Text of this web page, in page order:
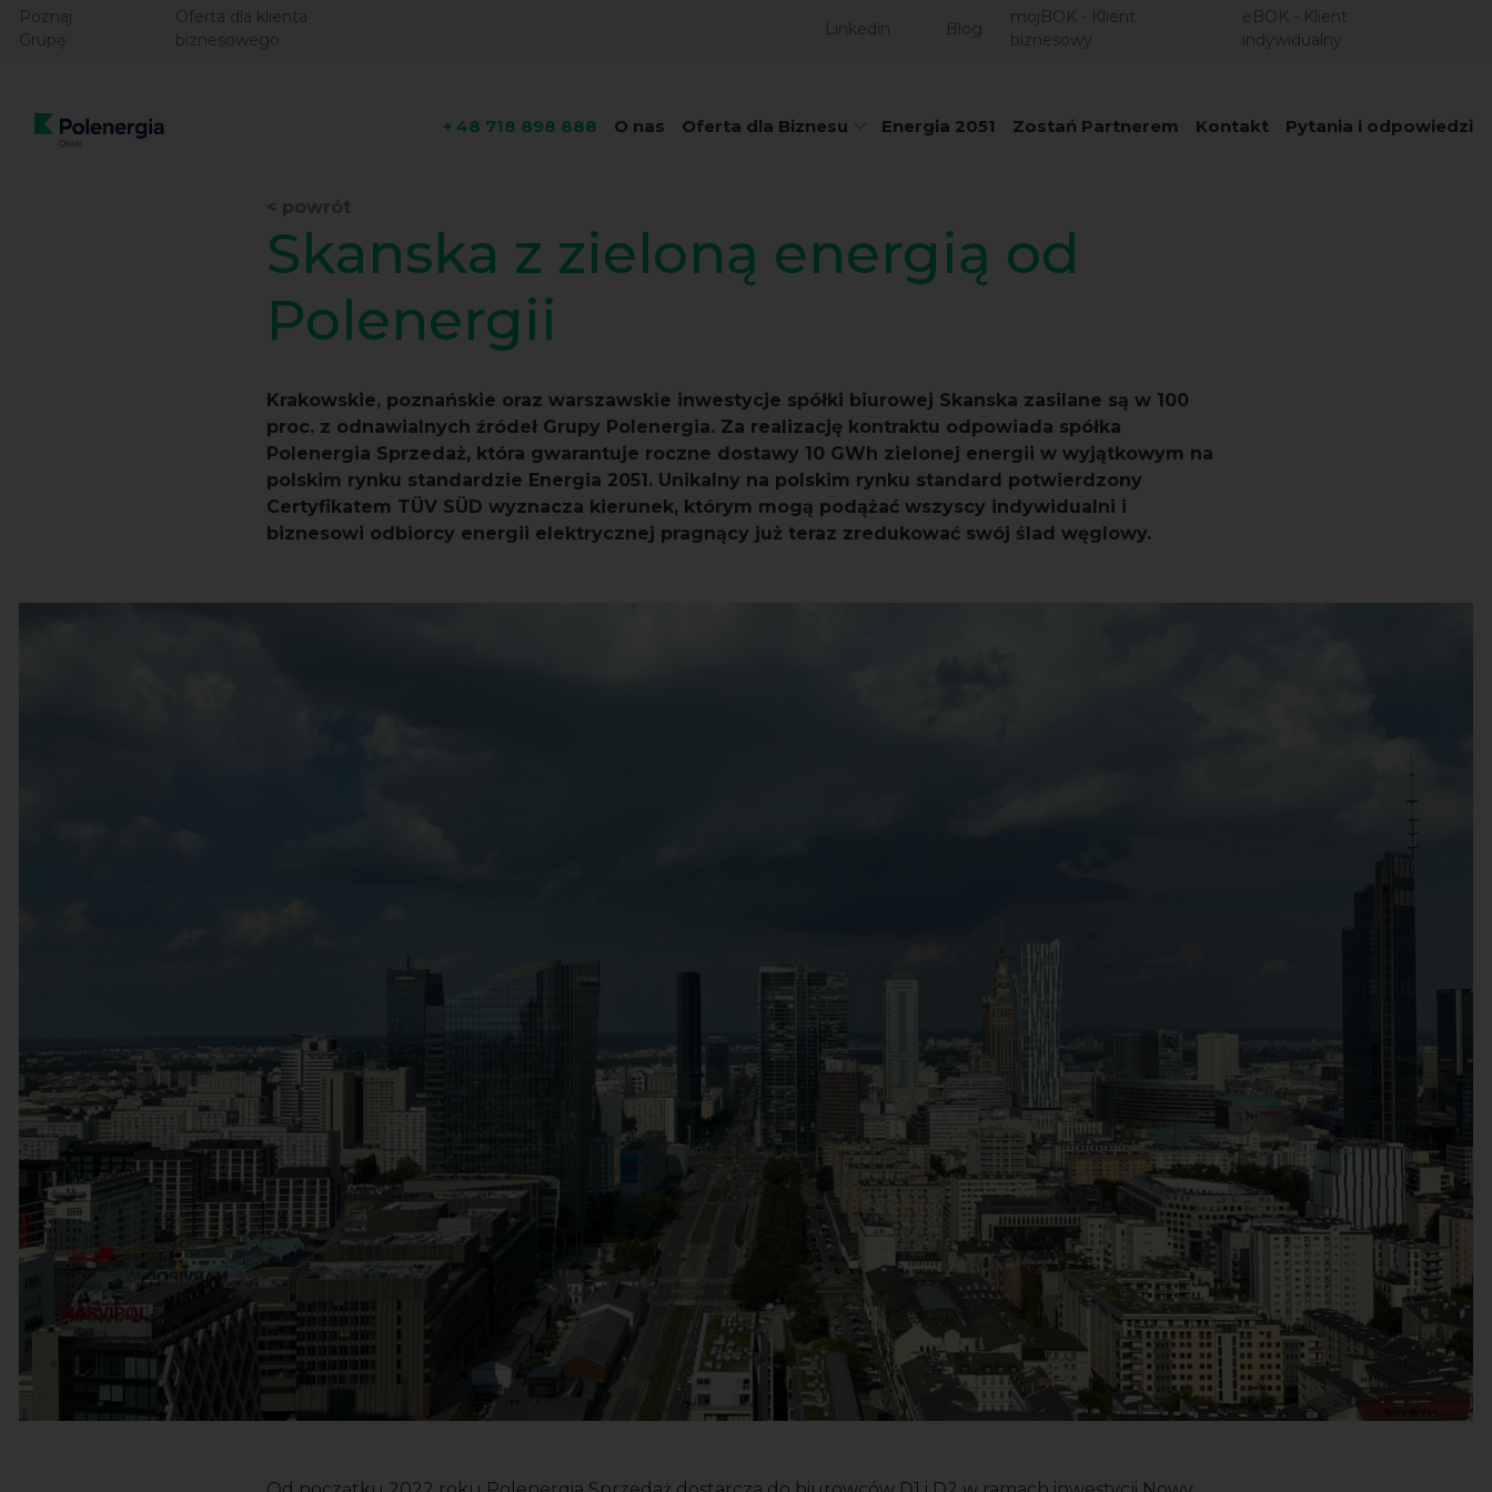
Poznaj
Grupę
Oferta dla klienta
biznesowego
Linkedin Blog
mojBOK - Klient
biznesowy
eBOK - Klient
indywidualny
+ 48 718 898 888 O nas Oferta dla Biznesu Energia 2051 Zostań Partnerem Kontakt Pytania i odpowiedzi
Skanska z zieloną energią od
Polenergii
Krakowskie, poznańskie oraz warszawskie inwestycje spółki biurowej Skanska zasilane są w 100
proc. z odnawialnych źródeł Grupy Polenergia. Za realizację kontraktu odpowiada spółka
Polenergia Sprzedaż, która gwarantuje roczne dostawy 10 GWh zielonej energii w wyjątkowym na
polskim rynku standardzie Energia 2051. Unikalny na polskim rynku standard potwierdzony
Certyfikatem TÜV SÜD wyznacza kierunek, którym mogą podążać wszyscy indywidualni i
biznesowi odbiorcy energii elektrycznej pragnący już teraz zredukować swój ślad węglowy.